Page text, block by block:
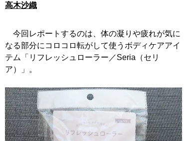
高木沙織
今回レポートするのは、体の凝りや疲れが気に
なる部分にコロコロ転がして使うボディケアアイ
テム「リフレッシュローラー／Seria（セリ
ア）」。